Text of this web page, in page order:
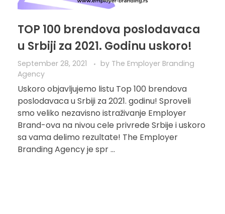
TOP 100 brendova poslodavaca
u Srbiji za 2021. Godinu uskoro!
September 28, 2021 by The Employer Branding
Agency
Uskoro objavljujemo listu Top 100 brendova
poslodavaca u Srbiji za 2021. godinu! Sproveli
smo veliko nezavisno istraživanje Employer
Brand-ova na nivou cele privrede Srbije i uskoro
sa vama delimo rezultate! The Employer
Branding Agency je spr ...